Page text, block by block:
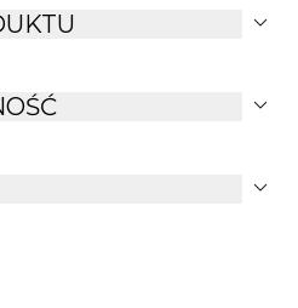
expand_more
expand_more
expand_more